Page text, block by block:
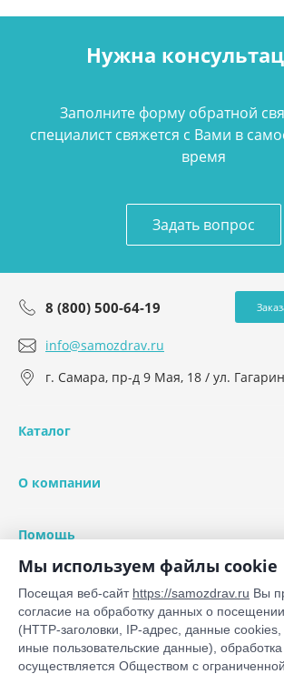
Нужна
Заполните форму обратной
специалист свяжется с Вами в
время
Задать вопрос
8 (800) 500-64-19
info@samozdrav.ru
г. Самара, пр-д 9 Мая, 18 / ул.
Каталог
О компании
Помощь
Мы в соц. сетях
Мы используем файлы cookie
Посещая веб-сайт https://samozdrav.ru Вы
согласие на обработку данных о
(HTTP-заголовки, IP-адрес, данные
иные пользовательские данные),
осуществляется Обществом с ограниченной